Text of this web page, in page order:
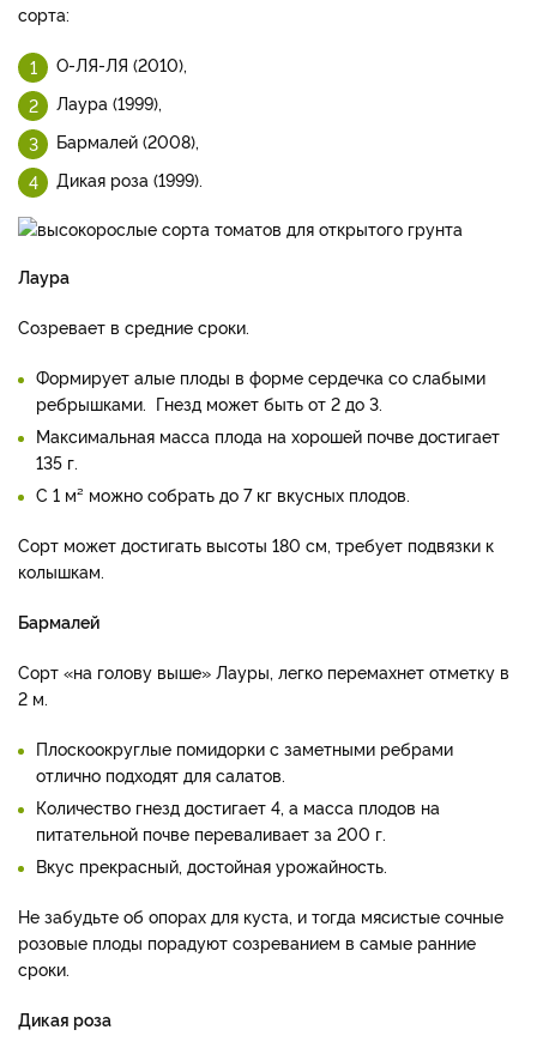
сорта:
О-ЛЯ-ЛЯ (2010),
Лаура (1999),
Бармалей (2008),
Дикая роза (1999).
Лаура
Созревает в средние сроки.
Формирует алые плоды в форме сердечка со слабыми
ребрышками. Гнезд может быть от 2 до 3.
Максимальная масса плода на хорошей почве достигает
135 г.
С 1 м² можно собрать до 7 кг вкусных плодов.
Сорт может достигать высоты 180 см, требует подвязки к
колышкам.
Бармалей
Сорт «на голову выше» Лауры, легко перемахнет отметку в
2 м.
Плоскоокруглые помидорки с заметными ребрами
отлично подходят для салатов.
Количество гнезд достигает 4, а масса плодов на
питательной почве переваливает за 200 г.
Вкус прекрасный, достойная урожайность.
Не забудьте об опорах для куста, и тогда мясистые сочные
розовые плоды порадуют созреванием в самые ранние
сроки.
Дикая роза